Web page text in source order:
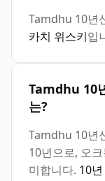
Tamdhu 10년
카치 위스키입
Tamdhu 10
는?
Tamdhu 10년
10년으로, 오
미합니다. 10